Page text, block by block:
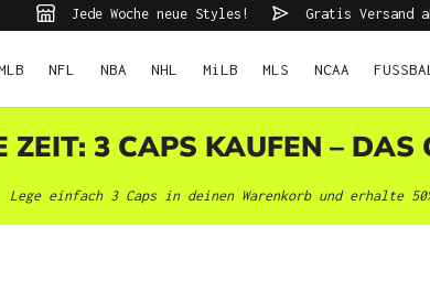
Jede Woche neue Styles! Gratis Versand
NFL NBA NHL MiLB MLS NCAA
ZEIT: 3 CAPS KAUFEN –
Lege einfach 3 Caps in deinen Warenkorb und erhalte